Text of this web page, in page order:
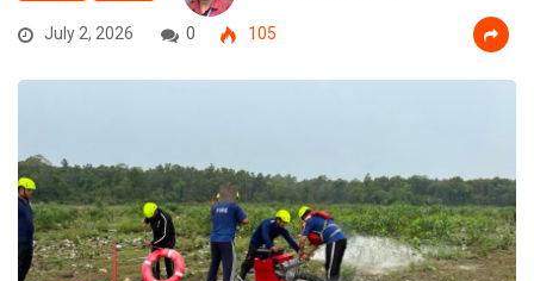
July 2, 2026 0 105